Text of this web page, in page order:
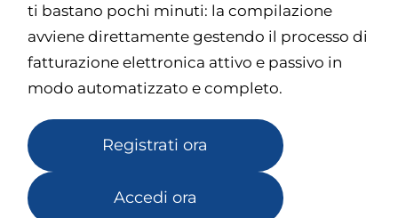
ti bastano pochi minuti: la compilazione
avviene direttamente gestendo il processo di
fatturazione elettronica attivo e passivo in
modo automatizzato e completo.
Registrati ora
Accedi ora